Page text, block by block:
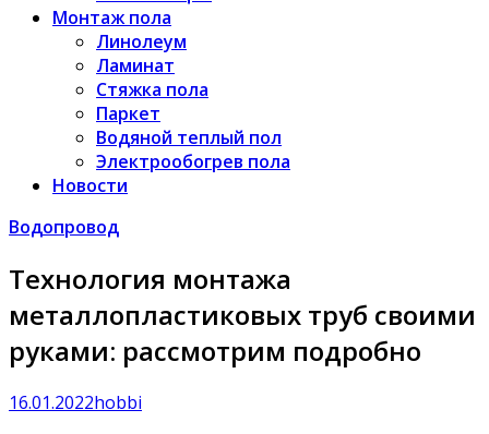
Монтаж пола
Линолеум
Ламинат
Стяжка пола
Паркет
Водяной теплый пол
Электрообогрев пола
Новости
Водопровод
Технология монтажа
металлопластиковых труб своими
руками: рассмотрим подробно
16.01.2022hobbi